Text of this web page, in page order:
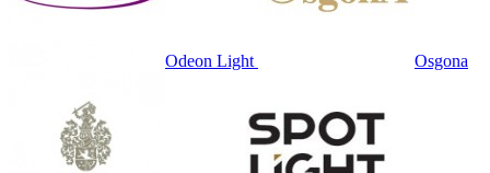
Odeon Light Osgona